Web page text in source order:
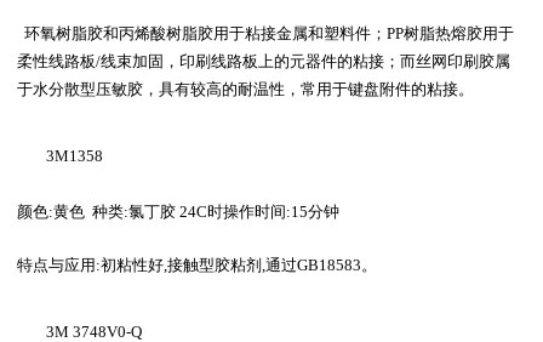
环氧树脂胶和丙烯酸树脂胶用于粘接金属和塑料件；PP树脂热熔胶用于
柔性线路板/线束加固，印刷线路板上的元器件的粘接；而丝网印刷胶属
于水分散型压敏胶，具有较高的耐温性，常用于键盘附件的粘接。
3M1358
颜色:黄色 种类:氯丁胶 24C时操作时间:15分钟
特点与应用:初粘性好 ,接触型胶粘剂 ,通过GB18583 。
3M 3748V0-Q